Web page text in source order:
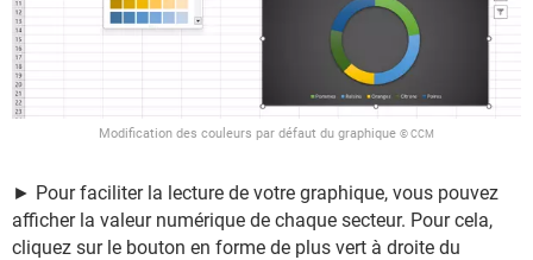
Modification des couleurs par défaut du graphique © CCM
► Pour faciliter la lecture de votre graphique, vous pouvez
afficher la valeur numérique de chaque secteur. Pour cela,
cliquez sur le bouton en forme de plus vert à droite du